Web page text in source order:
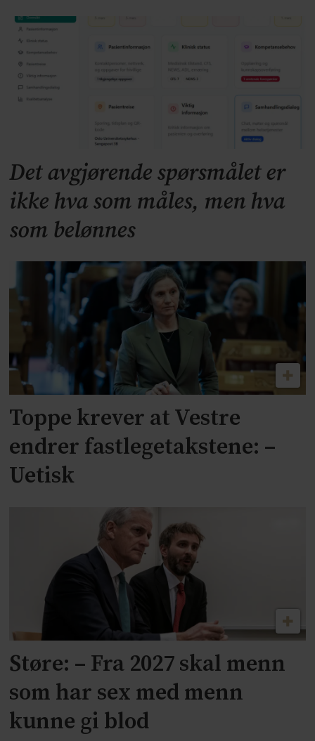
Det avgjørende spørsmålet er
ikke hva som måles, men hva
som belønnes
Toppe krever at Vestre
endrer fastlegetakstene: –
Uetisk
Støre: – Fra 2027 skal menn
som har sex med menn
kunne gi blod